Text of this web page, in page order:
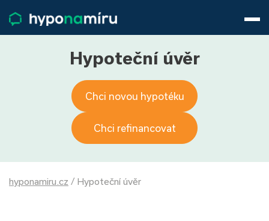
Životní pojištění
Pojištění nemovitosti
Články
O nás
800 688 388
Přihlásit
Hypoteční úvěr
Chci novou hypotéku
Chci refinancovat
hyponamiru.cz / Hypoteční úvěr